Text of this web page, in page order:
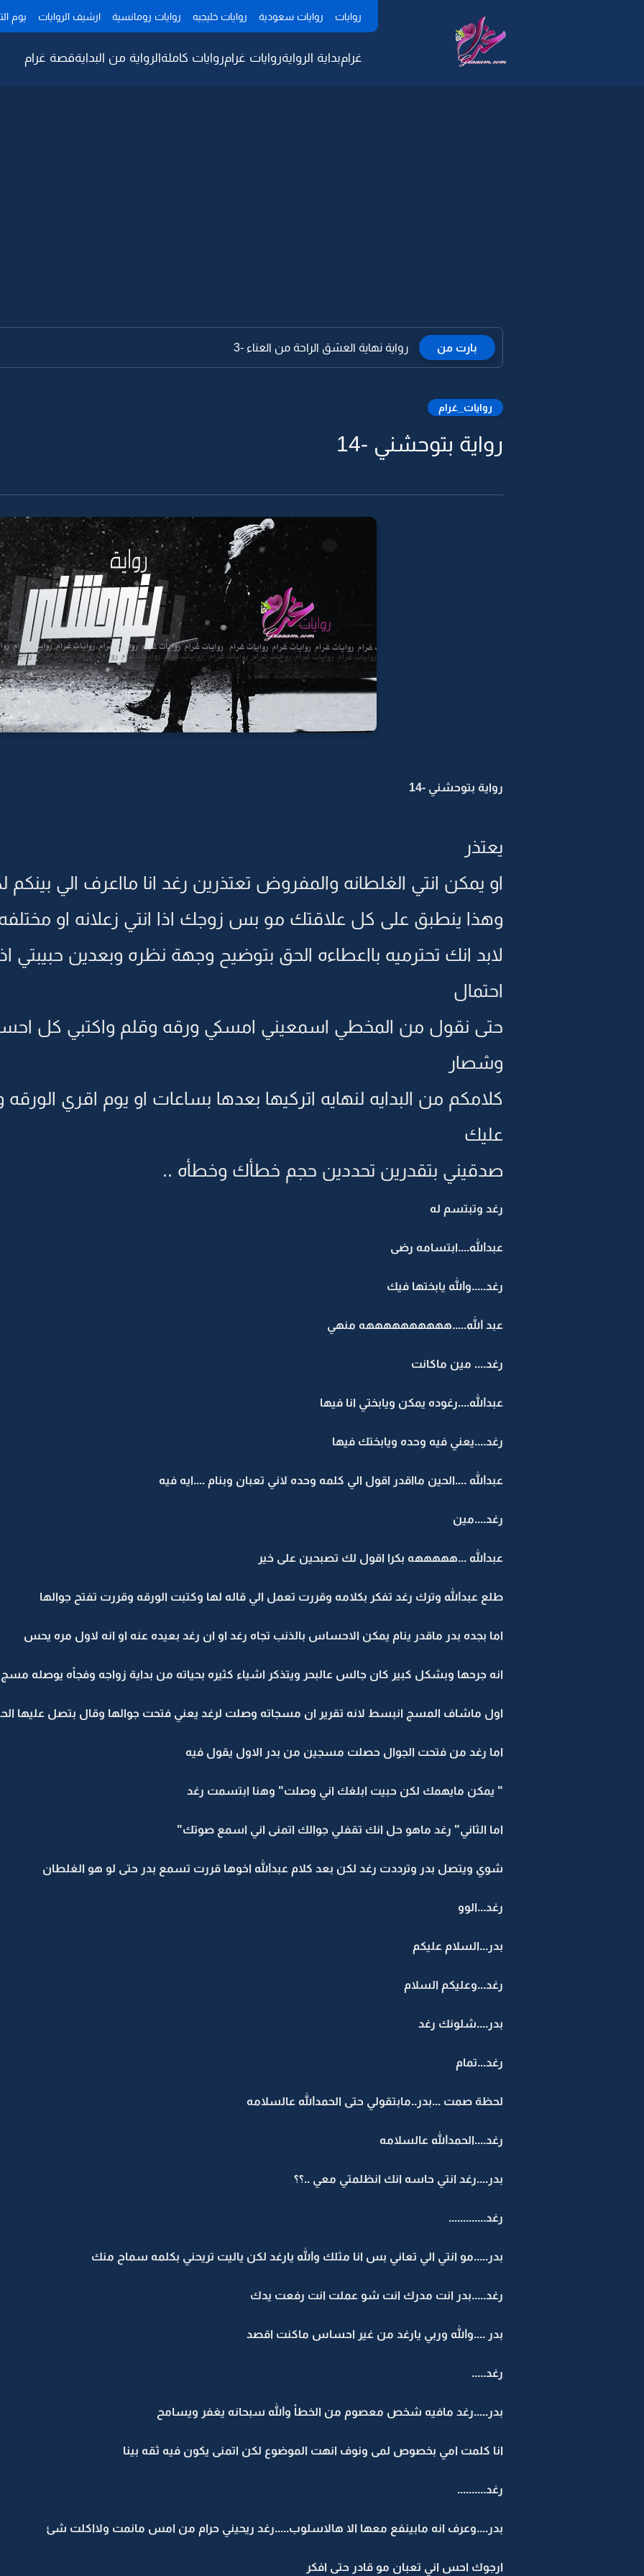
روايات روايات سعودية روايات خليجيه روايات رومانسية ارشيف الروايات يوم
غرامبداية الروايةروايات غرامروايات كاملةالرواية من البدايةقصة غرام
بارت من رواية نهاية العشق الراحة من العناء -3
روايات_غرام
رواية بتوحشني -14
رواية بتوحشني -14
يعتذر
او يمكن انتي الغلطانه والمفروض تعتذرين رغد انا مااعرف الي
وهذا ينطبق على كل علاقتك مو بس زوجك اذا انتي زعلانه او
لابد انك تحترميه بااعطاءه الحق بتوضيح وجهة نظره وبعدين حبيبتي
احتمال
حتى نقول من المخطي اسمعيني امسكي ورقه وقلم واكتبي كل
وشصار
كلامكم من البدايه لنهايه اتركيها بعدها بساعات او يوم اقري
عليك
صدقيني بتقدرين تحددين حجم خطأك وخطأه ..
رغد وتبتسم له
عبدالله....ابتسامه رضى
رغد.....والله يابختها فيك
عبد الله.....ههههههههههه منهي
رغد.... مين ماكانت
عبدالله....رغوده يمكن ويابختي انا فيها
رغد....يعني فيه وحده ويابختك فيها
عبدالله ....الحين مااقدر اقول الي كلمه وحده لاني تعبان وبنام ....ايه فيه
رغد....مين
عبدالله ...هههههه بكرا اقول لك تصبحين على خير
طلع عبدالله وترك رغد تفكر بكلامه وقررت تعمل الي قاله لها وكتبت الورقه وقررت تفتح جوالها
اما بجده بدر ماقدر ينام يمكن الاحساس بالذنب تجاه رغد او ان رغد بعيده عنه او انه لاول مره يحس
انه جرحها وبشكل كبير كان جالس عالبحر ويتذكر اشياء كثيره بحياته من بداية زواجه وفجأه يوصله مسج
اول ماشاف المسج انبسط لانه تقرير ان مسجاته وصلت لرغد يعني فتحت جوالها وقال بتصل عليها
اما رغد من فتحت الجوال حصلت مسجين من بدر الاول يقول فيه
" يمكن مايهمك لكن حبيت ابلغك اني وصلت" وهنا ابتسمت رغد
اما الثاني" رغد ماهو حل انك تقفلي جوالك اتمنى اني اسمع صوتك"
شوي ويتصل بدر وترددت رغد لكن بعد كلام عبدالله اخوها قررت تسمع بدر حتى لو هو الغلطان
رغد...الوو
بدر...السلام عليكم
رغد...وعليكم السلام
بدر....شلونك رغد
رغد...تمام
لحظة صمت ...بدر..مابتقولي حتى الحمدالله عالسلامه
رغد....الحمدالله عالسلامه
بدر....رغد انتي حاسه انك انظلمتي معي ..؟؟
رغد.............
بدر.....مو انتي الي تعاني بس انا مثلك والله يارغد لكن ياليت تريحني بكلمه سماح منك
رغد.....بدر انت مدرك انت شو عملت انت رفعت يدك
بدر ....والله وربي يارغد من غير احساس ماكنت اقصد
رغد.....
بدر.....رغد مافيه شخص معصوم من الخطأ والله سبحانه يغفر ويسامح
انا كلمت امي بخصوص لمى ونوف انهت الموضوع لكن اتمنى يكون فيه ثقه بينا
رغد..........
بدر....وعرف انه مابينفع معها الا هالاسلوب.....رغد ريحيني حرام من امس مانمت ولااكلت شئ
ارجوك احس اني تعبان مو قادر حتى افكر